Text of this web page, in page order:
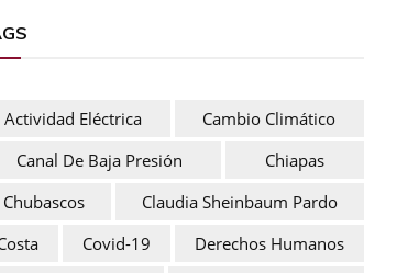
Actividad Eléctrica
Cambio Climático
Canal De Baja Presión
Chiapas
Chubascos
Claudia Sheinbaum Pardo
Covid-19
Derechos Humanos